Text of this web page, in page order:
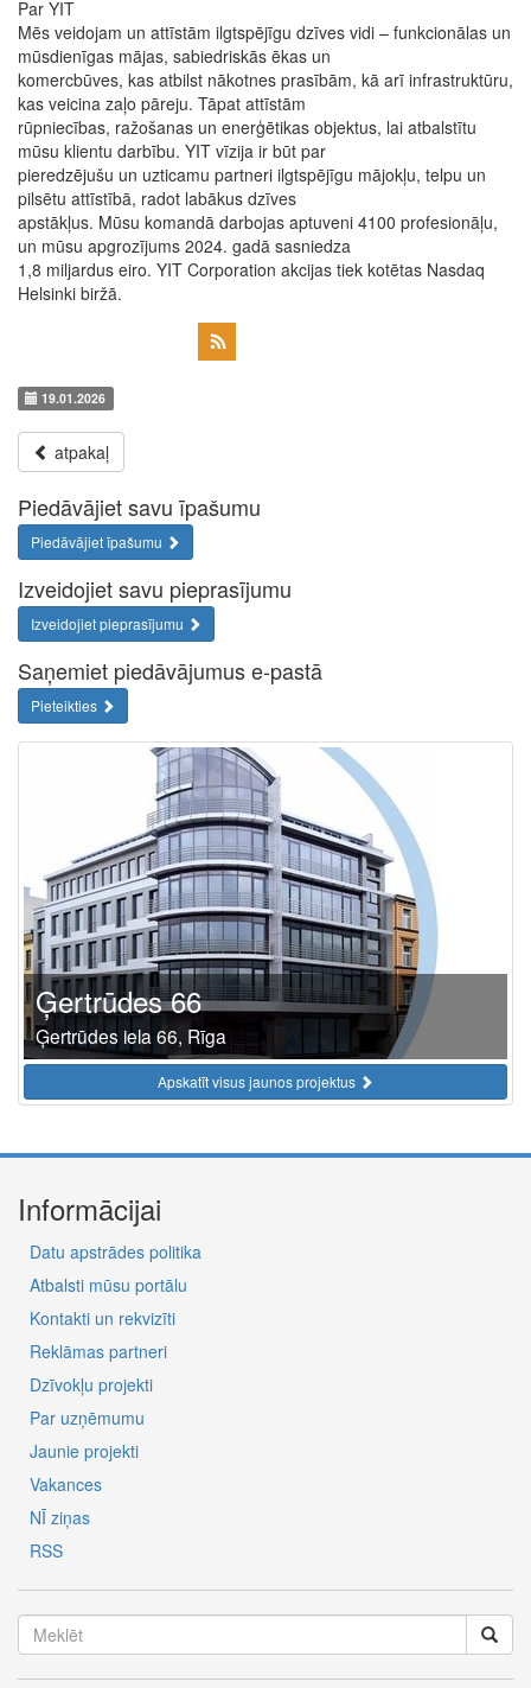
Par YIT
Mēs veidojam un attīstām ilgtspējīgu dzīves vidi – funkcionālas un
mūsdienīgas mājas, sabiedriskās ēkas un
komercbūves, kas atbilst nākotnes prasībām, kā arī infrastruktūru,
kas veicina zaļo pāreju. Tāpat attīstām
rūpniecības, ražošanas un enerģētikas objektus, lai atbalstītu
mūsu klientu darbību. YIT vīzija ir būt par
pieredzējušu un uzticamu partneri ilgtspējīgu mājokļu, telpu un
pilsētu attīstībā, radot labākus dzīves
apstākļus. Mūsu komandā darbojas aptuveni 4100 profesionāļu,
un mūsu apgrozījums 2024. gadā sasniedza
1,8 miljardus eiro. YIT Corporation akcijas tiek kotētas Nasdaq
Helsinki biržā.
19.01.2026
atpakaļ
Piedāvājiet savu īpašumu
Piedāvājiet īpašumu
Izveidojiet savu pieprasījumu
Izveidojiet pieprasījumu
Saņemiet piedāvājumus e-pastā
Pieteikties
Ģertrūdes 66
Ģertrūdes iela 66, Rīga
Apskatīt visus jaunos projektus
Informācijai
Datu apstrādes politika
Atbalsti mūsu portālu
Kontakti un rekvizīti
Reklāmas partneri
Dzīvokļu projekti
Par uzņēmumu
Jaunie projekti
Vakances
NĪ ziņas
RSS